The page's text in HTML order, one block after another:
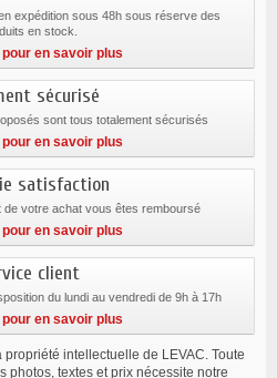
expédition sous 48h sous réserve des
en stock.
en savoir plus
sécurisé
sont tous totalement sécurisés
en savoir plus
satisfaction
votre achat vous êtes remboursé
en savoir plus
client
du lundi au vendredi de 9h à 17h
en savoir plus
intellectuelle de LEVAC. Toute
photos, textes et prix nécessite notre